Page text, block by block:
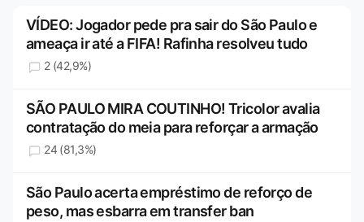
VÍDEO: Jogador pede pra sair do São Paulo e
ameaça ir até a FIFA! Rafinha resolveu tudo
2 (42,9%)
SÃO PAULO MIRA COUTINHO! Tricolor avalia
contratação do meia para reforçar a armação
24 (81,3%)
São Paulo acerta empréstimo de reforço de
peso, mas esbarra em transfer ban